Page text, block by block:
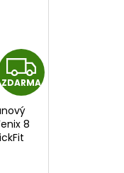
Z
D
ZDARMA
8